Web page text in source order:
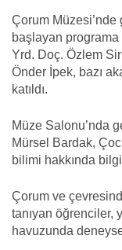
Çorum Müzesi’nde
başlayan
Yrd. Doç. Özlem
Önder İpek, bazı
katıldı.
Müze Salonu’nda
Mürsel Bardak,
bilimi hakkında
Çorum ve
tanıyan öğrenciler,
havuzunda